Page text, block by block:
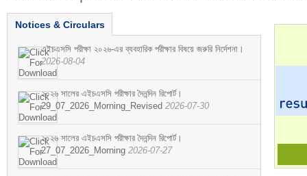
Notices & Circulars
এইচএসসি পরীক্ষা ২০২৬-এর ব্যবহারিক পরীক্ষার বিষয়ে জরুরি নির্দেশনা।
2026-08-04
২০২৬ সালের এইচএসসি পরীক্ষার দৈনন্দিন রিপোর্ট।
29_07_2026_Morning_Revised 2026-07-30
২০২৬ সালের এইচএসসি পরীক্ষার দৈনন্দিন রিপোর্ট।
27_07_2026_Morning 2026-07-27